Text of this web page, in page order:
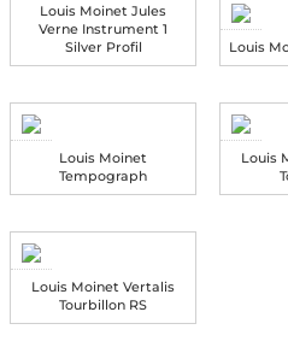
Louis Moinet Jules
Verne Instrument 1
Silver Profil
Louis
Louis Moinet
Tempograph
Louis
Louis Moinet Vertalis
Tourbillon RS